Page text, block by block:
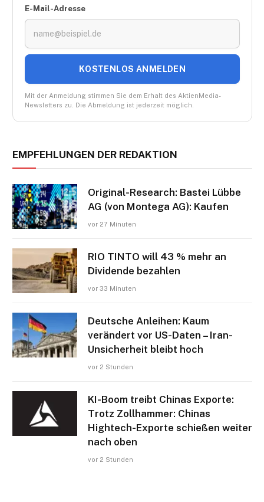
E-Mail-Adresse
KOSTENLOS ANMELDEN
Mit der Anmeldung stimmen Sie dem Erhalt des AktienMedia-
Newsletters zu. Die Abmeldung ist jederzeit möglich.
EMPFEHLUNGEN DER REDAKTION
Original-Research: Bastei Lübbe
AG (von Montega AG): Kaufen
vor 27 Minuten
RIO TINTO will 43 % mehr an
Dividende bezahlen
vor 33 Minuten
Deutsche Anleihen: Kaum
verändert vor US-Daten – Iran-
Unsicherheit bleibt hoch
vor 2 Stunden
KI-Boom treibt Chinas Exporte:
Trotz Zollhammer: Chinas
Hightech-Exporte schießen weiter
nach oben
vor 2 Stunden